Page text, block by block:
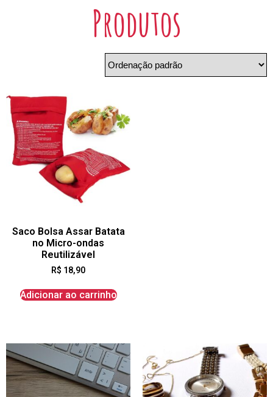
Produtos
Saco Bolsa Assar Batata
no Micro-ondas
Reutilizável
R$ 18,90
Adicionar ao carrinho